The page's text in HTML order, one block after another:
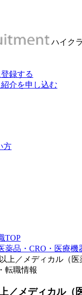
ハイク
録する
介を申し込む
方
TOP
薬品・CRO・医療機
上／メディカル（
転職情報
／メディカル（